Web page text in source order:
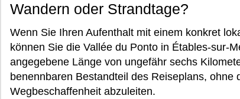
Wandern oder Strandtage?
Wenn Sie Ihren Aufenthalt mit einem konkret
können Sie die Vallée du Ponto in Étables-sur-
angegebene Länge von ungefähr sechs
benennbaren Bestandteil des Reiseplans,
Wegbeschaffenheit abzuleiten.